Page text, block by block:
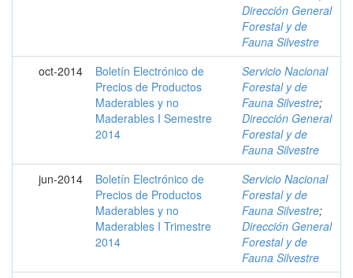
Dirección General
Forestal y de
Fauna Silvestre
oct-2014
Boletín Electrónico de
Precios de Productos
Maderables y no
Maderables I Semestre
2014
Servicio Nacional
Forestal y de
Fauna Silvestre;
Dirección General
Forestal y de
Fauna Silvestre
jun-2014
Boletín Electrónico de
Precios de Productos
Maderables y no
Maderables I Trimestre
2014
Servicio Nacional
Forestal y de
Fauna Silvestre;
Dirección General
Forestal y de
Fauna Silvestre